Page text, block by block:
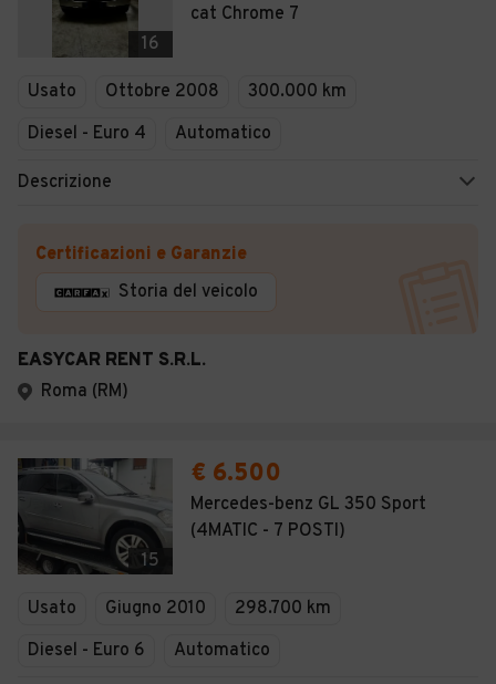
Veicoli Commerciali
16
cat Chrome 7
Usato Ottobre 2008
300.000 km
Diesel - Euro 4
Automatico
Descrizione
Certificazioni e Garanzie
Storia del veicolo
EASYCAR RENT S.R.L.
Roma (RM)
15
€ 6.500
Mercedes-benz GL 350 Sport
(4MATIC - 7 POSTI)
Usato Giugno 2010
298.700 km
Diesel - Euro 6
Automatico